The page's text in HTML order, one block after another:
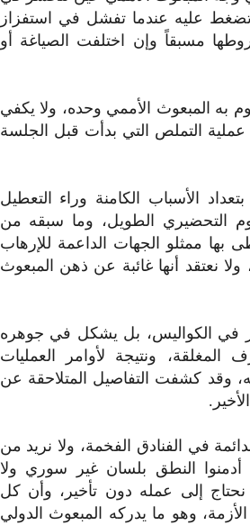
تضغط عليه عندما تفشل في استفزاز
مسبقاً وإن اختلفت الصياغة أو
به المبعوث الأممي وحده، ولا يكفي
عملية التملص التي بدأت قبل الجلسة
الأسباب الكامنة وراء التعطيل
التحضيري الطويل، وما سبقه من
بها ممثلو الجهات الداعمة للإرهاب
نعتقد أنها غائبة عن ذهن المبعوث
في الكواليس، بل يشكل في جوهره
ونتيجة لأوامر العمليات
وقد كشفت التفاصيل المتلاحقة عن
في الفنادق الفخمة، ولا نريد من
النطق بلسان غير سوري ولا
نحتاج إلى عمله دون تأخير، وأن كل
وهو ما يدركه المبعوث الدولي